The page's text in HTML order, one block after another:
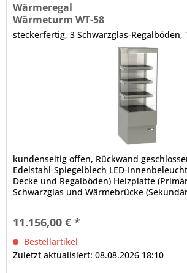
Wärmeregal
Wärmeturm WT-58
steckerfertig, 3 Schwarzglas-Regalböden,
kundenseitig offen, Rückwand
Edelstahl-Spiegelblech LED-
Decke und Regalböden) Heizplatte
Schwarzglas und Wärmebrücke
Pulverbeschichtung in allen RAL-
Aufpreis) auf...
11.156,00 € *
Bestellartikel
Zuletzt aktualisiert: 08.08.2026 18:10